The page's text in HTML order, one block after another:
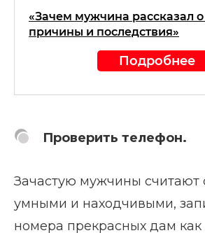
«Зачем мужчина рассказал
причины и последствия»
Подробнее
Проверить телефон.
Зачастую мужчины считают
умными и находчивыми,
номера прекрасных дам как